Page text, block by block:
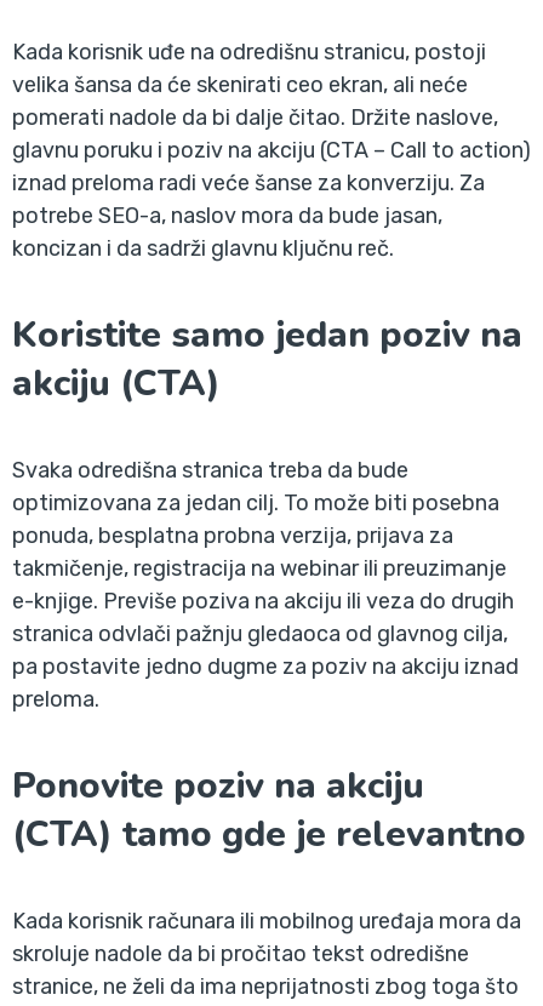
Kada korisnik uđe na odredišnu stranicu, postoji
velika šansa da će skenirati ceo ekran, ali neće
pomerati nadole da bi dalje čitao. Držite naslove,
glavnu poruku i poziv na akciju (CTA – Call to action)
iznad preloma radi veće šanse za konverziju. Za
potrebe SEO-a, naslov mora da bude jasan,
koncizan i da sadrži glavnu ključnu reč.
Koristite samo jedan poziv na
akciju (CTA)
Svaka odredišna stranica treba da bude
optimizovana za jedan cilj. To može biti posebna
ponuda, besplatna probna verzija, prijava za
takmičenje, registracija na webinar ili preuzimanje
e-knjige. Previše poziva na akciju ili veza do drugih
stranica odvlači pažnju gledaoca od glavnog cilja,
pa postavite jedno dugme za poziv na akciju iznad
preloma.
Ponovite poziv na akciju
(CTA) tamo gde je relevantno
Kada korisnik računara ili mobilnog uređaja mora da
skroluje nadole da bi pročitao tekst odredišne
stranice, ne želi da ima neprijatnosti zbog toga što